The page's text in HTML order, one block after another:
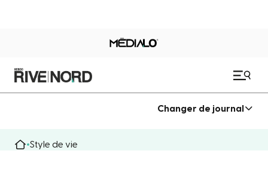
Changer de journal
Style de vie